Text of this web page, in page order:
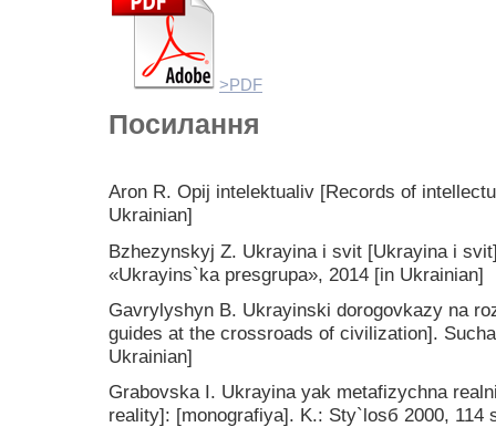
>PDF
Посилання
Aron R. Opij intelektualiv [Records of
Ukrainian]
Bzhezynskyj Z. Ukrayina i svit [Ukrayina i
«Ukrayins`ka presgrupa», 2014 [in Ukrainian]
Gavrylyshyn B. Ukrayinski dorogovkazy na
guides at the crossroads of civilization].
Ukrainian]
Grabovska I. Ukrayina yak metafizychna
reality]: [monografiya]. K.: Sty`losб 2000, 114